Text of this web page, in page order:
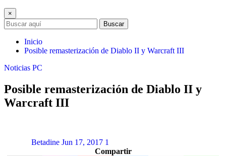
×
Buscar
Inicio
Posible remasterización de Diablo II y Warcraft III
Noticias PC
Posible remasterización de Diablo II y
Warcraft III
Betadine Jun 17, 2017 1
Compartir